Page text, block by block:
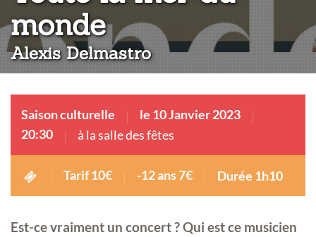
monde:
Alexis Delmastro
Saison culturelle
le 10 Janvier 2023
20:30
à la salle des fêtes
Tarif 10€ -12 ans 7€ Durée 1h10
Est-ce vraiment un concert ? Qui est ce musicien